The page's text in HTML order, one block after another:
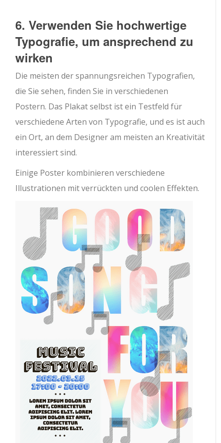
6. Verwenden Sie hochwertige
Typografie, um ansprechend zu
wirken
Die meisten der spannungsreichen Typografien,
die Sie sehen, finden Sie in verschiedenen
Postern. Das Plakat selbst ist ein Testfeld für
verschiedene Arten von Typografie, und es ist auch
ein Ort, an dem Designer am meisten an Kreativität
interessiert sind.
Einige Poster kombinieren verschiedene
Illustrationen mit verrückten und coolen Effekten.